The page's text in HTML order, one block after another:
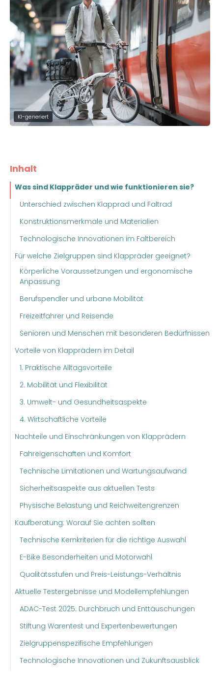
KI-generiert
Inhalt
Was sind Klappräder und wie funktionieren sie?
Unterschied zwischen Klapprad und Faltrad
Konstruktionsmerkmale und Materialien
Technologische Innovationen im Faltbereich
Für welche Zielgruppen sind Klappräder geeignet?
Körperliche Voraussetzungen und ergonomische
Anpassung
Berufspendler und urbane Mobilität
Freizeitfahrer und Reisende
Senioren und Menschen mit besonderen Bedürfnissen
Vorteile von Klapprädern im Detail
1. Praktische Alltagsvorteile
2. Mobilität und Flexibilität
3. Umwelt- und Gesundheitsaspekte
4. Wirtschaftliche Vorteile
Nachteile und Einschränkungen von Klapprädern
Fahreigenschaften und Komfort
Technische Limitationen und Wartungsaufwand
Sicherheitsaspekte aus aktuellen Tests
Physische Belastung und Reichweitengrenzen
Kaufberatung: Worauf Sie achten sollten
Technische Kernkriterien für die richtige Auswahl
E-Bike Besonderheiten und Motorwahl
Qualitätsstufen und Preis-Leistungs-Verhältnis
Aktuelle Testergebnisse und Modellempfehlungen
ADAC-Test 2025: Durchbruch und Enttäuschungen
Stiftung Warentest und Expertenbewertungen
Zielgruppenspezifische Empfehlungen
Technologische Innovationen und Zukunftsausblick